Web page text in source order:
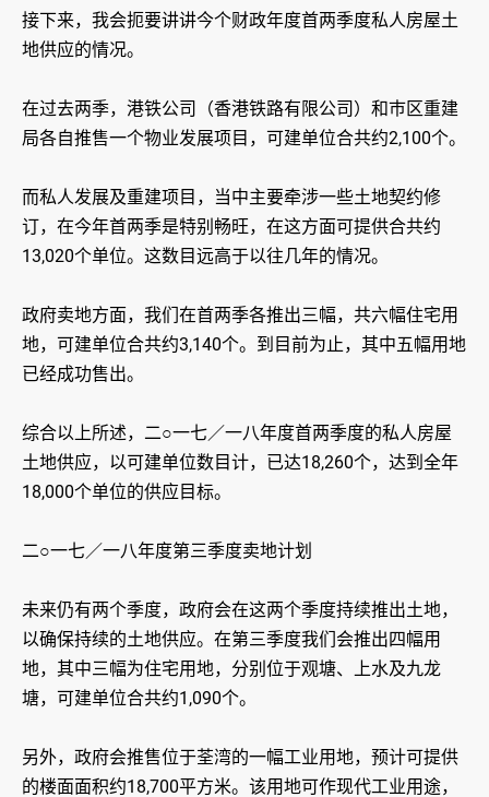
接下来，我会扼要讲讲今个财政年度首两季度私人房屋土
地供应的情况。
在过去两季，港铁公司（香港铁路有限公司）和巿区重建
局各自推售一个物业发展项目，可建单位合共约2,100个。
而私人发展及重建项目，当中主要牵涉一些土地契约修
订，在今年首两季是特别畅旺，在这方面可提供合共约
13,020个单位。这数目远高于以往几年的情况。
政府卖地方面，我们在首两季各推出三幅，共六幅住宅用
地，可建单位合共约3,140个。到目前为止，其中五幅用地
已经成功售出。
综合以上所述，二○一七／一八年度首两季度的私人房屋
土地供应，以可建单位数目计，已达18,260个，达到全年
18,000个单位的供应目标。
二○一七／一八年度第三季度卖地计划
未来仍有两个季度，政府会在这两个季度持续推出土地，
以确保持续的土地供应。在第三季度我们会推出四幅用
地，其中三幅为住宅用地，分别位于观塘、上水及九龙
塘，可建单位合共约1,090个。
另外，政府会推售位于荃湾的一幅工业用地，预计可提供
的楼面面积约18,700平方米。该用地可作现代工业用途，